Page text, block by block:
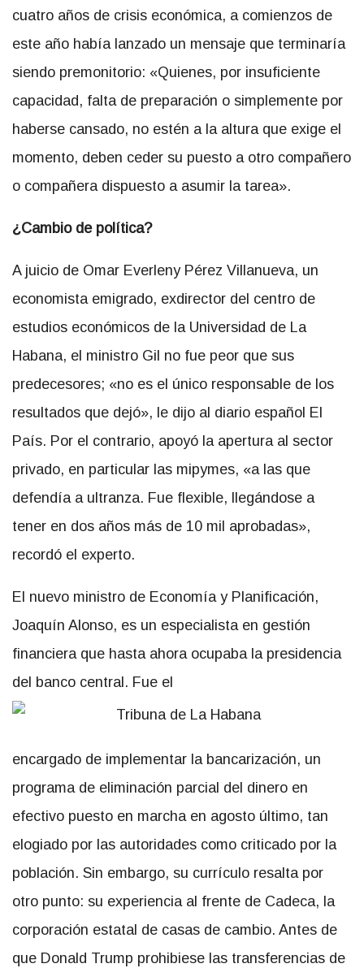
cuatro años de crisis económica, a comienzos de
este año había lanzado un mensaje que terminaría
siendo premonitorio: «Quienes, por insuficiente
capacidad, falta de preparación o simplemente por
haberse cansado, no estén a la altura que exige el
momento, deben ceder su puesto a otro compañero
o compañera dispuesto a asumir la tarea».
¿Cambio de política?
A juicio de Omar Everleny Pérez Villanueva, un
economista emigrado, exdirector del centro de
estudios económicos de la Universidad de La
Habana, el ministro Gil no fue peor que sus
predecesores; «no es el único responsable de los
resultados que dejó», le dijo al diario español El
País. Por el contrario, apoyó la apertura al sector
privado, en particular las mipymes, «a las que
defendía a ultranza. Fue flexible, llegándose a
tener en dos años más de 10 mil aprobadas»,
recordó el experto.
El nuevo ministro de Economía y Planificación,
Joaquín Alonso, es un especialista en gestión
financiera que hasta ahora ocupaba la presidencia
del banco central. Fue el
encargado de implementar la bancarización, un
programa de eliminación parcial del dinero en
efectivo puesto en marcha en agosto último, tan
elogiado por las autoridades como criticado por la
población. Sin embargo, su currículo resalta por
otro punto: su experiencia al frente de Cadeca, la
corporación estatal de casas de cambio. Antes de
que Donald Trump prohibiese las transferencias de